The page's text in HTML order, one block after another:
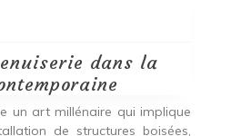
dans la
un art millénaire qui implique
de structures boisées,